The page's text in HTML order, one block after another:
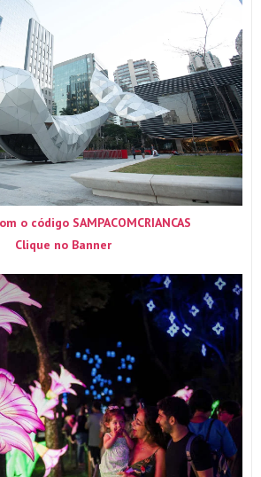
o código SAMPACOMCRIANCAS
Clique no Banner